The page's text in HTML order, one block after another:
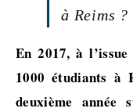
à Reims ?
En 2017, à
1000 étudiants à
deuxième année